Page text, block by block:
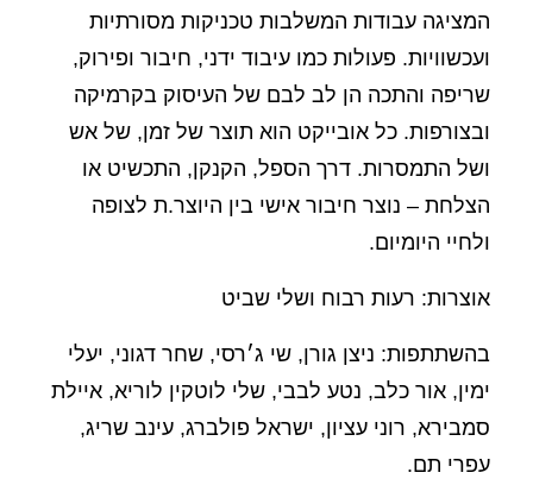
המציגה עבודות המשלבות טכניקות מסורתיות
ועכשוויות. פעולות כמו עיבוד ידני, חיבור ופירוק,
שריפה והתכה הן לב לבם של העיסוק בקרמיקה
ובצורפות. כל אובייקט הוא תוצר של זמן, של אש
ושל התמסרות. דרך הספל, הקנקן, התכשיט או
הצלחת – נוצר חיבור אישי בין היוצר.ת לצופה
ולחיי היומיום.
אוצרות: רעות רבוח ושלי שביט
בהשתתפות: ניצן גורן, שי ג׳רסי, שחר דגוני, יעלי
ימין, אור כלב, נטע לבבי, שלי לוטקין לוריא, איילת
סמבירא, רוני עציון, ישראל פולברג, עינב שריג,
עפרי תם.